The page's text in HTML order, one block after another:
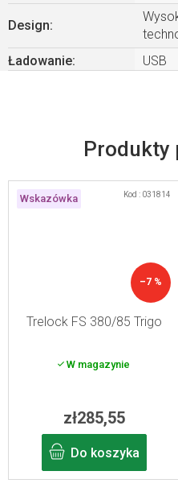
Produkty
Wskazówka
–7 %
Trelock FS 380/85 Trigo
W magazynie
zł285,55
Do koszyka
Kod : 031814
Design:
Ładowanie: USB